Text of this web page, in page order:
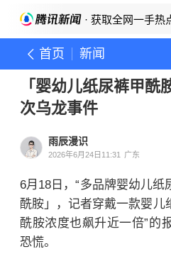
· 获取全网一手热
首页 新闻
「婴幼儿纸尿裤甲酰
次乌龙事件
雨辰漫识
2026年6月24日11:31 广东
6月18日，“多品牌婴幼儿纸
酰胺」，记者穿戴一款婴儿
酰胺浓度也飙升近一倍”的
恐慌。